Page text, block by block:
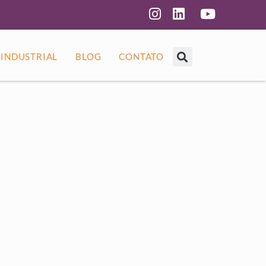
BLOG CONTATO